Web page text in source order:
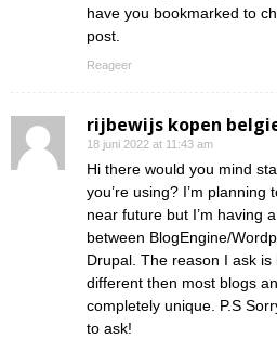
have you bookmarked to
post.
Reageer
rijbewijs kopen
18 juni 2022 at 11:43 am
Hi there would you mind
you’re using? I’m
near future but I’m having
between BlogEngine/
Drupal. The reason I ask
different then most blogs
completely unique. P.S
to ask!